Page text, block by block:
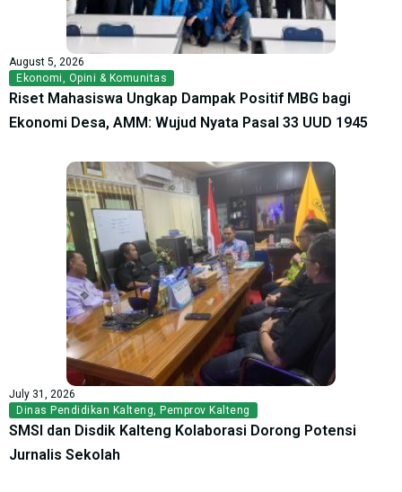
August 5, 2026
Ekonomi
Opini & Komunitas
Riset Mahasiswa Ungkap Dampak Positif MBG bagi
Ekonomi Desa, AMM: Wujud Nyata Pasal 33 UUD 1945
July 31, 2026
Dinas Pendidikan Kalteng Pemprov Kalteng
SMSI dan Disdik Kalteng Kolaborasi Dorong Potensi
Jurnalis Sekolah